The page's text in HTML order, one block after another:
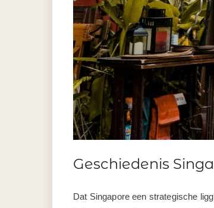
Geschiedenis
Dat Singapore een strategische